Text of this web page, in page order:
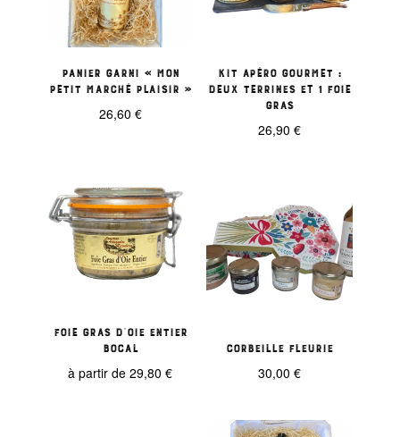
Panier garni « Mon
Petit Marché Plaisir »
26,60 €
kit apéro gourmet :
deux terrines et 1 foie
gras
26,90€
Foie gras d’Oie entier
bocal
à partir de29,80€
Corbeille Fleurie
30,00€